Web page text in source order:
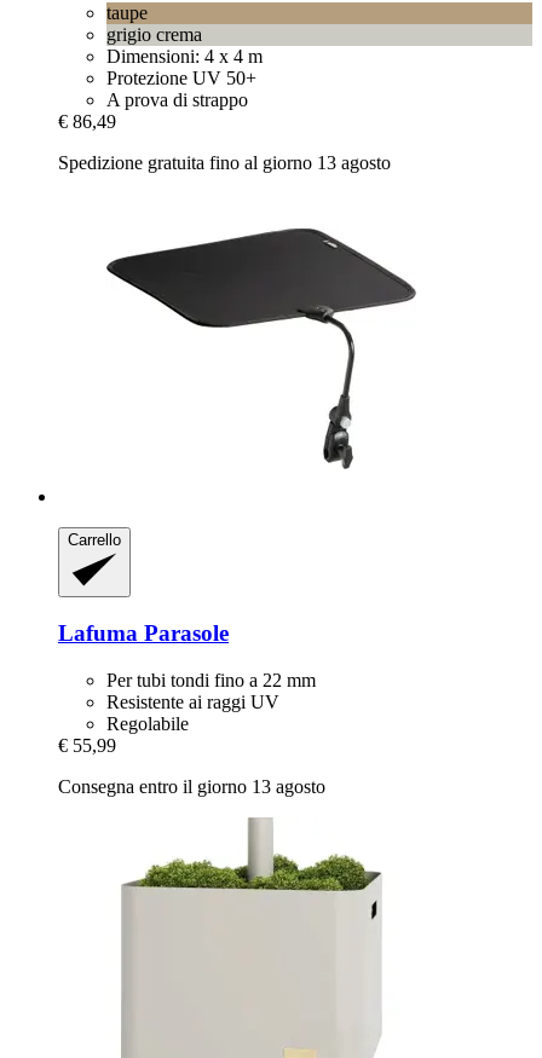
taupe
grigio crema
Dimensioni: 4 x 4 m
Protezione UV 50+
A prova di strappo
€ 86,49
Spedizione gratuita fino al giorno 13 agosto
Carrello
Lafuma Parasole
Per tubi tondi fino a 22 mm
Resistente ai raggi UV
Regolabile
€ 55,99
Consegna entro il giorno 13 agosto